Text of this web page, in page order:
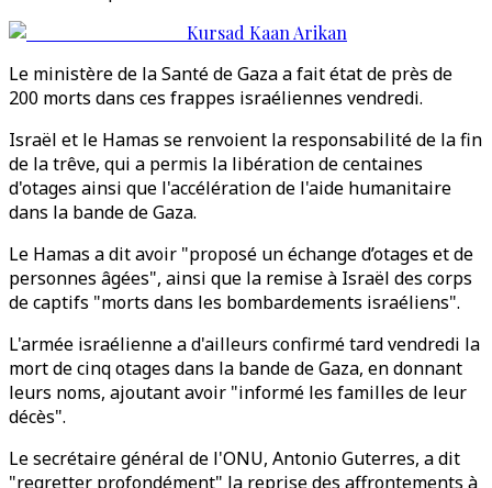
Kursad Kaan Arikan
Le ministère de la Santé de Gaza a fait état de près de
200 morts dans ces frappes israéliennes vendredi.
Israël et le Hamas se renvoient la responsabilité de la fin
de la trêve, qui a permis la libération de centaines
d'otages ainsi que l'accélération de l'aide humanitaire
dans la bande de Gaza.
Le Hamas a dit avoir "proposé un échange d’otages et de
personnes âgées", ainsi que la remise à Israël des corps
de captifs "morts dans les bombardements israéliens".
L'armée israélienne a d'ailleurs confirmé tard vendredi la
mort de cinq otages dans la bande de Gaza, en donnant
leurs noms, ajoutant avoir "informé les familles de leur
décès".
Le secrétaire général de l'ONU, Antonio Guterres, a dit
"regretter profondément" la reprise des affrontements à